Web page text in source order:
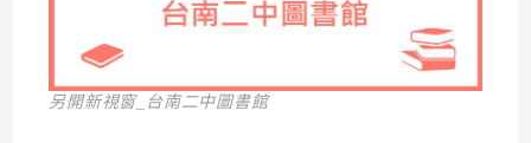
另開新視窗_台南二中圖書館